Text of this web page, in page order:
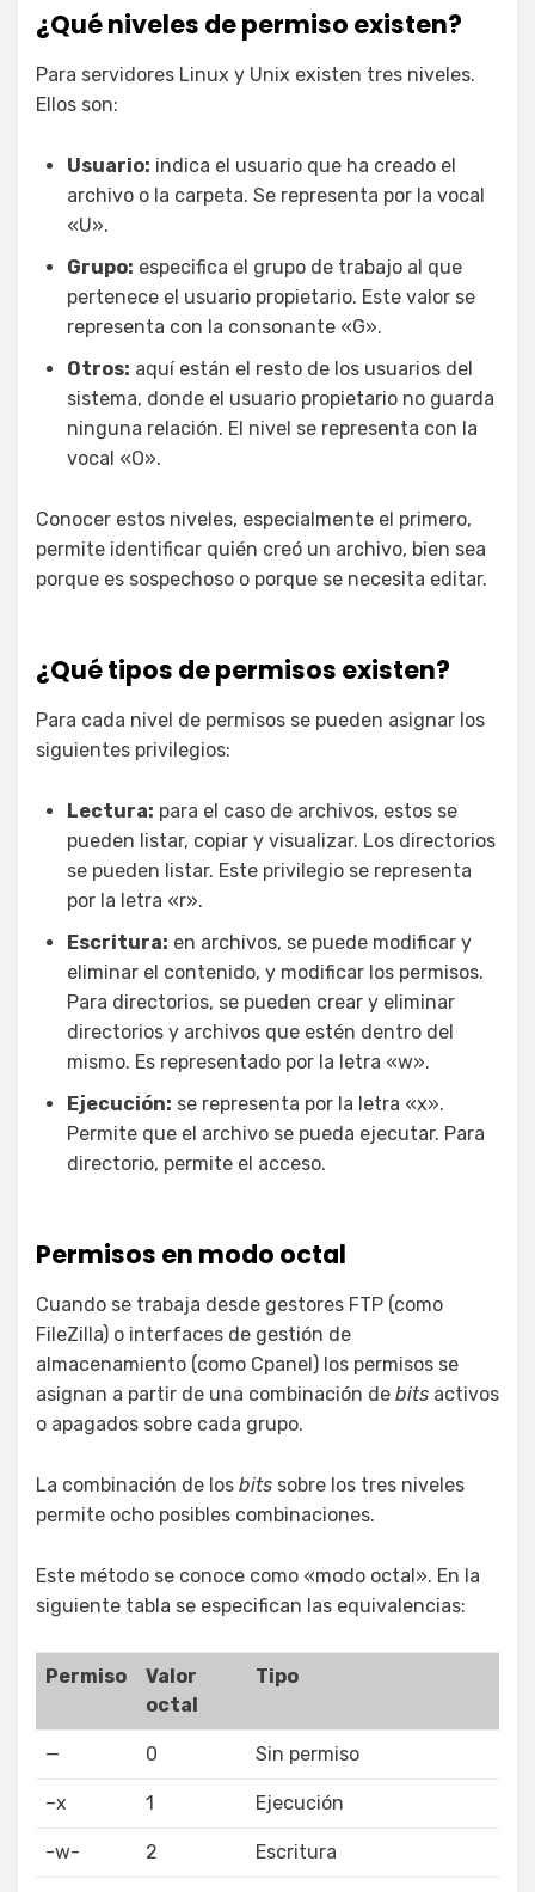
¿Qué niveles de permiso existen?
Para servidores Linux y Unix existen tres niveles.
Ellos son:
Usuario: indica el usuario que ha creado el
archivo o la carpeta. Se representa por la vocal
«U».
Grupo: especifica el grupo de trabajo al que
pertenece el usuario propietario. Este valor se
representa con la consonante «G».
Otros: aquí están el resto de los usuarios del
sistema, donde el usuario propietario no guarda
ninguna relación. El nivel se representa con la
vocal «O».
Conocer estos niveles, especialmente el primero,
permite identificar quién creó un archivo, bien sea
porque es sospechoso o porque se necesita editar.
¿Qué tipos de permisos existen?
Para cada nivel de permisos se pueden asignar los
siguientes privilegios:
Lectura: para el caso de archivos, estos se
pueden listar, copiar y visualizar. Los directorios
se pueden listar. Este privilegio se representa
por la letra «r».
Escritura: en archivos, se puede modificar y
eliminar el contenido, y modificar los permisos.
Para directorios, se pueden crear y eliminar
directorios y archivos que estén dentro del
mismo. Es representado por la letra «w».
Ejecución: se representa por la letra «x».
Permite que el archivo se pueda ejecutar. Para
directorio, permite el acceso.
Permisos en modo octal
Cuando se trabaja desde gestores FTP (como
FileZilla) o interfaces de gestión de
almacenamiento (como Cpanel) los permisos se
asignan a partir de una combinación de bits activos
o apagados sobre cada grupo.
La combinación de los bits sobre los tres niveles
permite ocho posibles combinaciones.
Este método se conoce como «modo octal». En la
siguiente tabla se especifican las equivalencias:
Permiso
Valor
octal
Tipo
— 0 Sin permiso
–x 1 Ejecución
-w- 2 Escritura